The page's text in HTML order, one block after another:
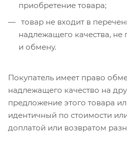
приобретение товара;
товар не входит в
надлежащего качества,
и обмену.
Покупатель имеет право
надлежащего качество на
предложение этого товара
идентичный по стоимости
доплатой или возвратом